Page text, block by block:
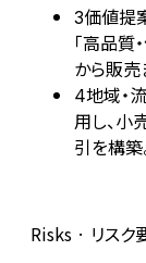
3価値提
「高品質
から販売
4地域・
用し、小
引を構築
Risks · リスク